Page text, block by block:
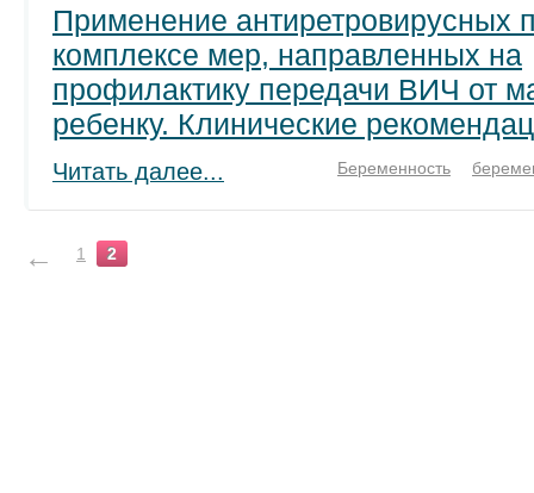
Применение антиретровирусных
комплексе мер, направленных на
профилактику передачи ВИЧ от
ребенку. Клинические
Читать далее... Беременность
← 1 2